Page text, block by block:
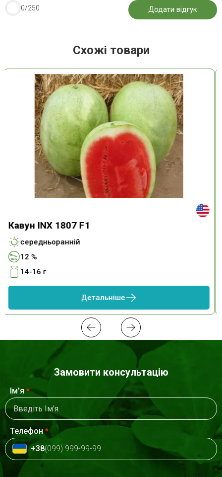
0/250
Схожі товари
Кавун INX 1807 F1
середньоранній
12 %
14-16 г
Детальніше
Замовити консультацію
Ім'я *
Телефон*
+38(099) 999-99-99